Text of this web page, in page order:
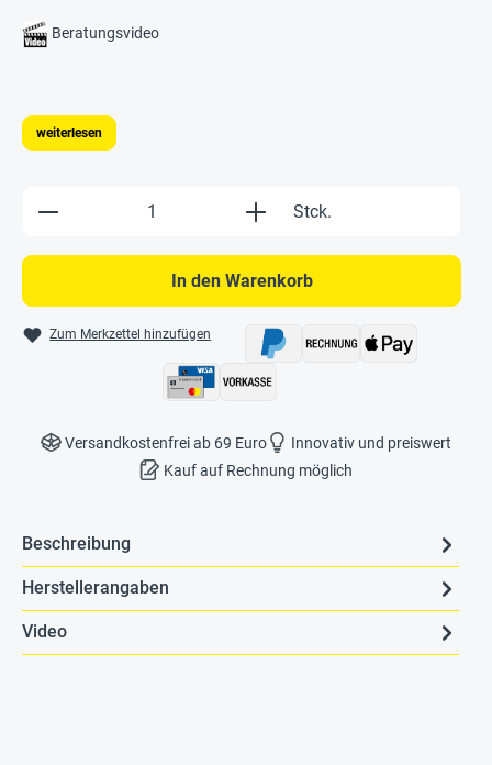
Beratungsvideo
weiterlesen
Produkt Anzahl: Gib den gewünschten
Stck.
In den Warenkorb
Zum Merkzettel hinzufügen
Versandkostenfrei ab 69 Euro
Innovativ und preiswert
Kauf auf Rechnung möglich
Beschreibung
Herstellerangaben
Video